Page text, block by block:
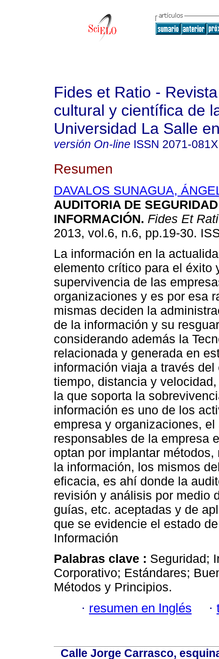
Fides et Ratio -
cultural y científica de
Universidad La Salle
versión On-line ISSN 2071-081X
Resumen
DAVALOS SUNAGUA,
AUDITORIA DE
INFORMACIÓN. Fides Et
2013, vol.6, n.6, pp.19-30.
La información en la
elemento crítico para el éxito
supervivencia de las
organizaciones y es por esa
mismas deciden la
de la información y su
considerando además la
relacionada y generada en
información viaja a través
tiempo, distancia y
la que soporta la
información es uno de los
empresa y organizaciones,
responsables de la empresa
optan por implantar
la información, los mismos
eficacia, es ahí donde la
revisión y análisis por medio
guías, etc. aceptadas y de
que se evidencie el estado
Información
Palabras clave : Seguridad;
Corporativo; Estándares;
Métodos y Principios.
· resumen en Inglés ·
Calle Jorge Carrasco,